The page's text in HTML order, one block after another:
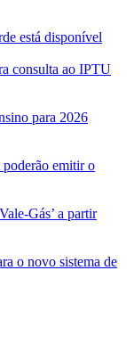
está disponível
consulta ao IPTU
para 2026
poderão emitir o
Gás’ a partir
o novo sistema de